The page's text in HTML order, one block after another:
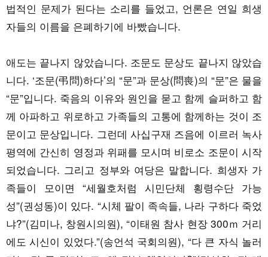
법적인 문제가 된다는 소리를 들었고, 언론은 연일 희생
자들의 이름을 은폐하기에 바빴습니다.
애도는 끝나지 않았습니다. 조문도 문상도 끝나지 않았습
니다. ‘조문(弔問)하다’의 “문”과 문상(問喪)의 “문”은 물을
“문”입니다. 죽음의 이유와 원인을 묻고 함께 슬퍼하고 함
께 아파하고 위로하고 가족들의 고통에 함께하는 것이 조
문이고 문상입니다. 그런데 사십구재 즈음에 이르러 녹사
평역에 간신히 영정과 위패를 모시며 비로소 조문이 시작
되었습니다. 그리고 정부와 여당은 말합니다. 희생자 가
족들이 모이면 “세월호처럼 시민단체 횡령수단 가능
성”(권성동)이 있다. “시체 팔이 족속들, 나라 구하다 죽었
냐?”(김미나, 창원시의원), “이태원 참사 현장 300ｍ 거리
에도 시신이 있었다.”(송언석 국회의원), “다 큰 자식 놀러